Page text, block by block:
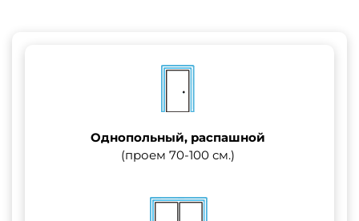
Однопольный, распашной
(проем 70-100 см.)